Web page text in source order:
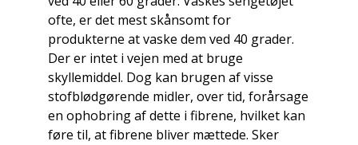
ofte, er det mest skånsomt for
produkterne at vaske dem ved 40 grader.
Der er intet i vejen med at bruge
skyllemiddel. Dog kan brugen af visse
stofblødgørende midler, over tid, forårsage
en ophobring af dette i fibrene, hvilket kan
føre til, at fibrene bliver mættede. Sker